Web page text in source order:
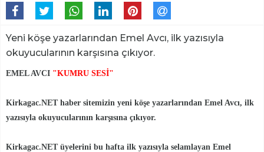
Yeni köşe yazarlarından Emel Avcı, ilk yazısıyla
okuyucularının karşısına çıkıyor.
EMEL AVCI "KUMRU SESİ"
Kirkagac.NET haber sitemizin yeni köşe yazarlarından Emel Avcı, ilk
yazısıyla okuyucularının karşısına çıkıyor.
Kirkagac.NET üyelerini bu hafta ilk yazısıyla selamlayan Emel